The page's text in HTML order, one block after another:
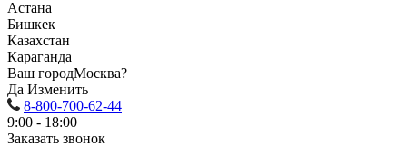
Астана
Бишкек
Казахстан
Караганда
Ваш городМосква?
Да Изменить
8-800-700-62-44
9:00 - 18:00
Заказать звонок